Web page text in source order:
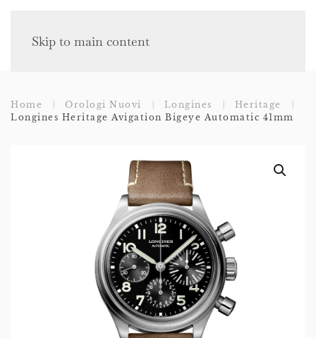
Skip to main content
Home Orologi Nuovi Longines
Heritage
Longines Heritage Avigation Bigeye Automatic 41mm